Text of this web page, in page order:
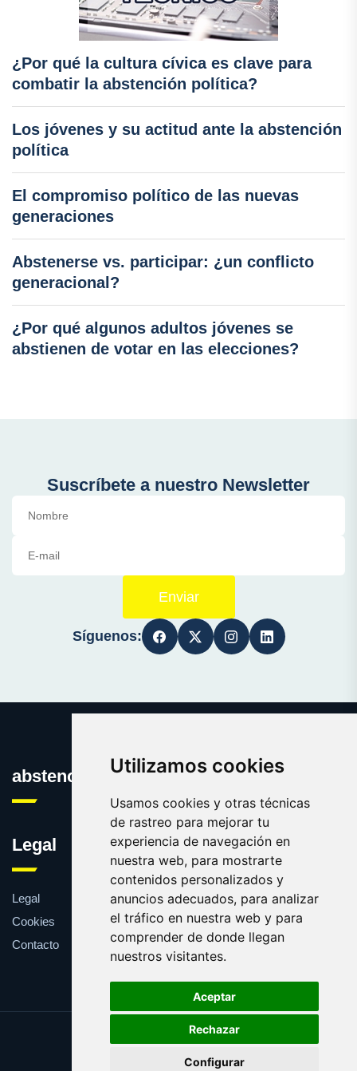
Utilizamos cookies
Usamos cookies y otras técnicas
de rastreo para mejorar tu
experiencia de navegación en
nuestra web, para mostrarte
contenidos personalizados y
anuncios adecuados, para analizar
el tráfico en nuestra web y para
comprender de donde llegan
nuestros visitantes.
Aceptar
Rechazar
Configurar
¿Por qué la cultura cívica es clave para
combatir la abstención política?
Los jóvenes y su actitud ante la abstención
política
El compromiso político de las nuevas
generaciones
Abstenerse vs. participar: ¿un conflicto
generacional?
¿Por qué algunos adultos jóvenes se
abstienen de votar en las elecciones?
Suscríbete a nuestro Newsletter
Enviar
Síguenos:
abstencion.es
Legal
Legal
Cookies
Contacto
Update cookies preferences